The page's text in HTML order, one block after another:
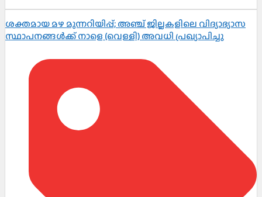
ശക്തമായ മഴ മുന്നറിയിപ്പ്; അഞ്ച് ജില്ലകളിലെ വിദ്യാഭ്യാസ
സ്ഥാപനങ്ങൾക്ക് നാളെ (വെള്ളി) അവധി പ്രഖ്യാപിച്ചു